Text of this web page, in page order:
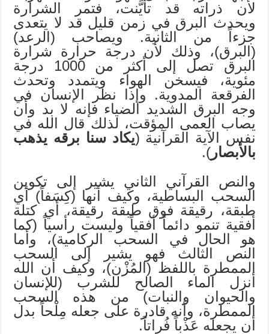
لأن ذراته قد تأيَّنت، فتمر الشرارة
ويحدث البرق في زمن قليل قد لا يتعدى
جزءاً من الثانية. ويصاحب (الرعد)
(البرق)، وذلك لأن درجة حرارة شرارة
البرق تصل إلى أكثر من 1000 درجة
مئوية، فيسخن الهواء ويتمدد وتحدث
الفرقعة المدوية. وإذا نظر الإنسان في
وجه البرق الشديد الضياء فإنه لا بد وأن
يصاب العمى المؤقت، لذلك قال الله في
نفس الآية القرآنية (يكاد سنا برقه يذهب
بالأبصار).
والنص القرآني الثاني يشير إلى تكوين
السحب البساطية، وكيف أنها (كِسَفاً) أي
طبقة، رقيقة فوق طبقة رقيقة، أي كتلة
أفقية تنمو دائماً أفقياً وليست رأسياً (كما
هو الحال في السحب الركامية)، وأما
النص الثالث فهو يشير إلى السحب
الممطرة باللفظ (المُزْن)، وكيف أن الله
أنزل الماء الصالح للشرب (للإنسان
والحيوان والنبات) من هذه السحب
الممطرة، وأنه قادرة على جعله مِلْحاً بدل
أن يجعله عَذْباً فُراتاً.